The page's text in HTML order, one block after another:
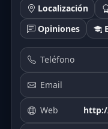
Localización
Opiniones
Teléfono
Email
Web